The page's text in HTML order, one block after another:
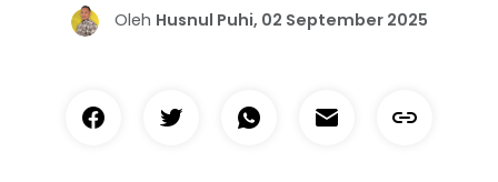
Oleh Husnul Puhi, 02 September 2025